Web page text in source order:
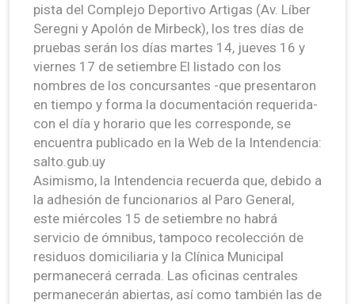
pista del Complejo Deportivo Artigas (Av. Líber
Seregni y Apolón de Mirbeck), los tres días de
pruebas serán los días martes 14, jueves 16 y
viernes 17 de setiembre El listado con los
nombres de los concursantes -que presentaron
en tiempo y forma la documentación requerida-
con el día y horario que les corresponde, se
encuentra publicado en la Web de la Intendencia:
salto.gub.uy
Asimismo, la Intendencia recuerda que, debido a
la adhesión de funcionarios al Paro General,
este miércoles 15 de setiembre no habrá
servicio de ómnibus, tampoco recolección de
residuos domiciliaria y la Clínica Municipal
permanecerá cerrada. Las oficinas centrales
permanecerán abiertas, así como también las de